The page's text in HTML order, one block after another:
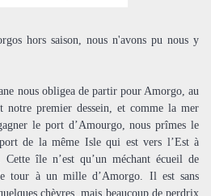
hors saison, nous n'avons pu nous y
nous obligea de partir pour Amorgo, au
notre premier dessein, et comme la mer
le port d’Amourgo, nous prîmes le
de la même Isle qui est vers l’Est à
île n’est qu’un méchant écueil de
tour à un mille d’Amorgo. Il est sans
chèvres, mais beaucoup de perdrix